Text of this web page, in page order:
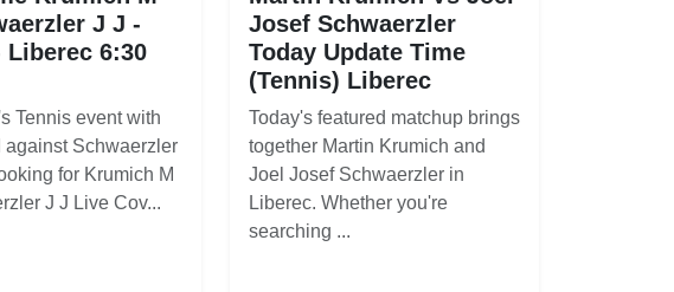
J J -
Liberec 6:30
Tennis event with
against Schwaerzler
for Krumich M
J J Live Cov...
Josef Schwaerzler
Today Update Time
(Tennis) Liberec
Today's featured matchup brings
together Martin Krumich and
Joel Josef Schwaerzler in
Liberec. Whether you're
searching ...